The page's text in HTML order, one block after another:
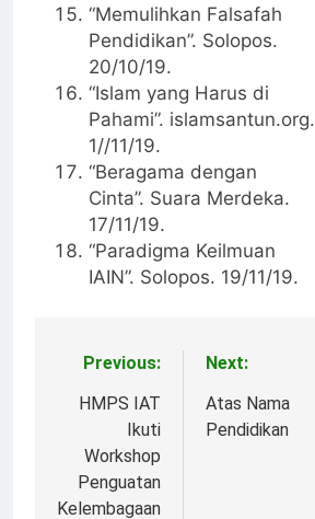
“Memulihkan Falsafah
Pendidikan”. Solopos.
20/10/19.
“Islam yang Harus di
Pahami”. islamsantun.org.
1//11/19.
“Beragama dengan
Cinta”. Suara Merdeka.
17/11/19.
“Paradigma Keilmuan
IAIN”. Solopos. 19/11/19.
Post
navigation
Previous:
HMPS IAT
Ikuti
Workshop
Penguatan
Kelembagaan
Next:
Atas Nama
Pendidikan